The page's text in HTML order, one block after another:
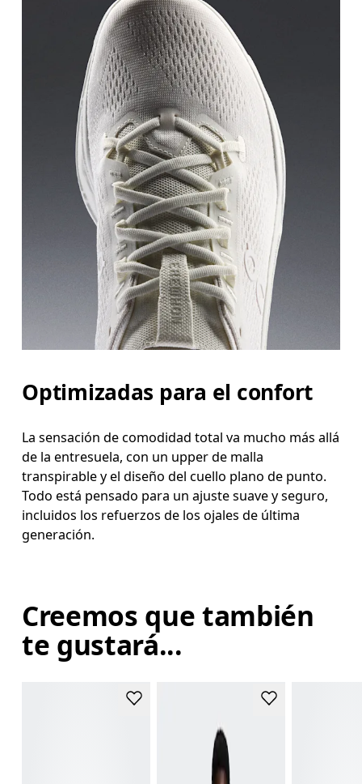
Optimizadas para el confort
La sensación de comodidad total va mucho más allá
de la entresuela, con un upper de malla
transpirable y el diseño del cuello plano de punto.
Todo está pensado para un ajuste suave y seguro,
incluidos los refuerzos de los ojales de última
generación.
Creemos que también
te gustará...